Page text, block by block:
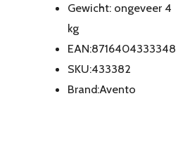
Gewicht: ongeveer 4
kg
EAN:8716404333348
SKU:433382
Brand:Avento